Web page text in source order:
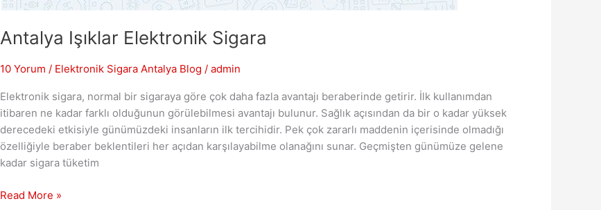
Antalya Işıklar Elektronik Sigara
10 Yorum / Elektronik Sigara Antalya Blog / admin
Elektronik sigara, normal bir sigaraya göre çok daha fazla avantajı beraberinde getirir. İlk kullanımdan
itibaren ne kadar farklı olduğunun görülebilmesi avantajı bulunur. Sağlık açısından da bir o kadar yüksek
derecedeki etkisiyle günümüzdeki insanların ilk tercihidir. Pek çok zararlı maddenin içerisinde olmadığı
özelliğiyle beraber beklentileri her açıdan karşılayabilme olanağını sunar. Geçmişten günümüze gelene
kadar sigara tüketim
Read More »